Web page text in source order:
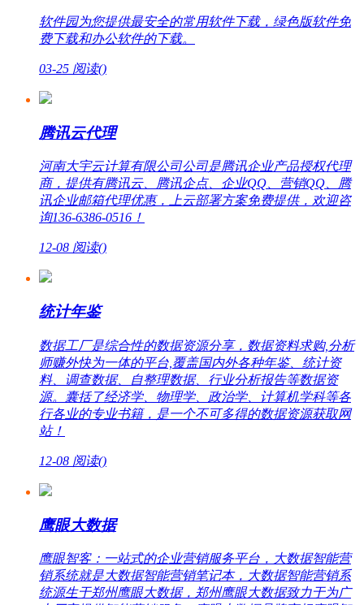
软件园为您提供最安全的常用软件下载，绿色版软件免
费下载和办公软件的下载。
03-25 阅读()
腾讯云代理
河南大宇云计算有限公司公司是腾讯企业产品授权代理
商，提供有腾讯云、腾讯企点、企业QQ、营销QQ、腾
讯企业邮箱代理优惠，上云部署方案免费提供，欢迎咨
询136-6386-0516！
12-08 阅读()
统计年鉴
数据工厂是综合性的数据资源分享，数据资料求购,分析
师赚外快为一体的平台,覆盖国内外各种年鉴、统计资
料、调查数据、自整理数据、行业分析报告等数据资
源。囊括了经济学、物理学、政治学、计算机学科等各
行各业的专业书籍，是一个不可多得的数据资源获取网
站！
12-08 阅读()
鹰眼大数据
鹰眼智客：一站式的企业营销服务平台，大数据智能营
销系统就是大数据智能营销笔记本，大数据智能营销系
统源生于郑州鹰眼大数据，郑州鹰眼大数据致力于为广